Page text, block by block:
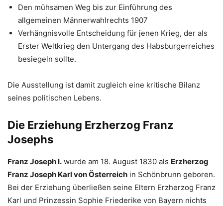
Den mühsamen Weg bis zur Einführung des
allgemeinen Männerwahlrechts 1907
Verhängnisvolle Entscheidung für jenen Krieg, der als
Erster Weltkrieg den Untergang des Habsburgerreiches
besiegeln sollte.
Die Ausstellung ist damit zugleich eine kritische Bilanz
seines politischen Lebens.
Die Erziehung Erzherzog Franz
Josephs
Franz Joseph I. wurde am 18. August 1830 als Erzherzog
Franz Joseph Karl von Österreich in Schönbrunn geboren.
Bei der Erziehung überließen seine Eltern Erzherzog Franz
Karl und Prinzessin Sophie Friederike von Bayern nichts